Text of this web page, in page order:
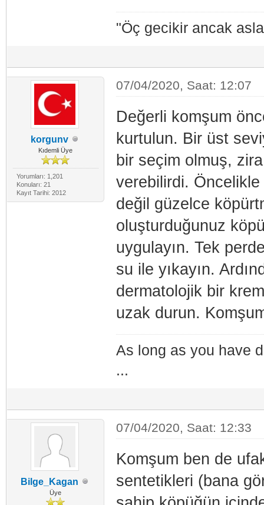
"Öç gecikir ancak
korgunv
Kıdemli Üye
Yorumları: 1,201
Konuları: 21
Kayıt Tarihi: 2012
07/04/2020, Saat: 12:07
Değerli komşum
kurtulun. Bir üst
bir seçim olmuş,
verebilirdi.
değil güzelce
oluşturduğunuz
uygulayın. Tek
su ile yıkayın.
dermatolojik bir
uzak durun.
As long as you have
...
Bilge_Kagan
Üye
07/04/2020, Saat: 12:33
Komşum ben de
sentetikleri (bana